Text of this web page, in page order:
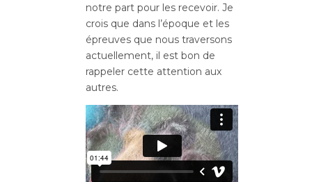
notre part pour les recevoir. Je
crois que dans l’époque et les
épreuves que nous traversons
actuellement, il est bon de
rappeler cette attention aux
autres.